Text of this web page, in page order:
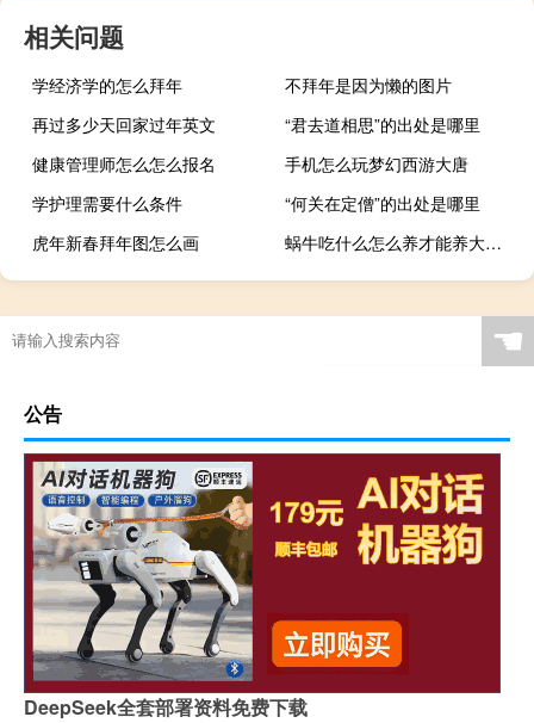
相关问题
学经济学的怎么拜年
不拜年是因为懒的图片
再过多少天回家过年英文
“君去道相思”的出处是哪里
健康管理师怎么怎么报名
手机怎么玩梦幻西游大唐
学护理需要什么条件
“何关在定僧”的出处是哪里
虎年新春拜年图怎么画
蜗牛吃什么怎么养才能养大（蜗牛吃什么怎么养活）
☚
公告
DeepSeek全套部署资料免费下载